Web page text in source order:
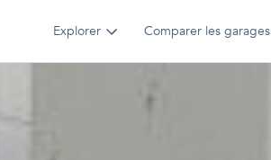
Explorer Comparer les garages